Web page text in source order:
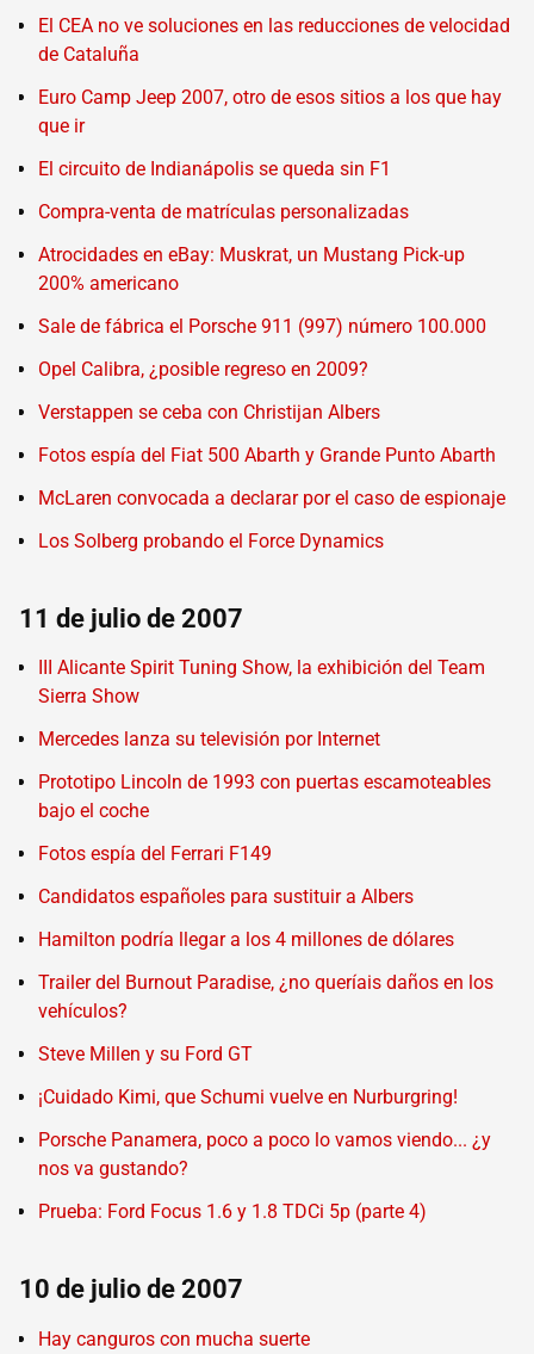
El CEA no ve soluciones en las reducciones de velocidad
de Cataluña
Euro Camp Jeep 2007, otro de esos sitios a los que hay
que ir
El circuito de Indianápolis se queda sin F1
Compra-venta de matrículas personalizadas
Atrocidades en eBay: Muskrat, un Mustang Pick-up
200% americano
Sale de fábrica el Porsche 911 (997) número 100.000
Opel Calibra, ¿posible regreso en 2009?
Verstappen se ceba con Christijan Albers
Fotos espía del Fiat 500 Abarth y Grande Punto Abarth
McLaren convocada a declarar por el caso de espionaje
Los Solberg probando el Force Dynamics
11 de julio de 2007
III Alicante Spirit Tuning Show, la exhibición del Team
Sierra Show
Mercedes lanza su televisión por Internet
Prototipo Lincoln de 1993 con puertas escamoteables
bajo el coche
Fotos espía del Ferrari F149
Candidatos españoles para sustituir a Albers
Hamilton podría llegar a los 4 millones de dólares
Trailer del Burnout Paradise, ¿no queríais daños en los
vehículos?
Steve Millen y su Ford GT
¡Cuidado Kimi, que Schumi vuelve en Nurburgring!
Porsche Panamera, poco a poco lo vamos viendo... ¿y
nos va gustando?
Prueba: Ford Focus 1.6 y 1.8 TDCi 5p (parte 4)
10 de julio de 2007
Hay canguros con mucha suerte